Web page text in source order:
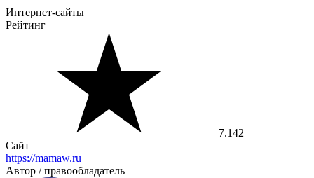
Интернет-сайты
Рейтинг
7.142
Сайт
https://mamaw.ru
Автор / правообладатель